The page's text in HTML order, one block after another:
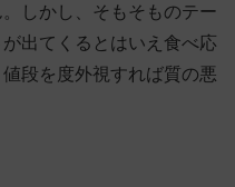
しかし、そもそものテー
出てくるとはいえ食べ応
段を度外視すれば質の悪